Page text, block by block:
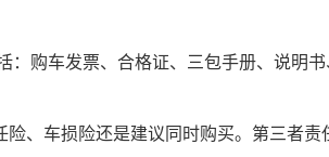
购车发票、合格证、三包手册、说明
、车损险还是建议同时购买。第三者